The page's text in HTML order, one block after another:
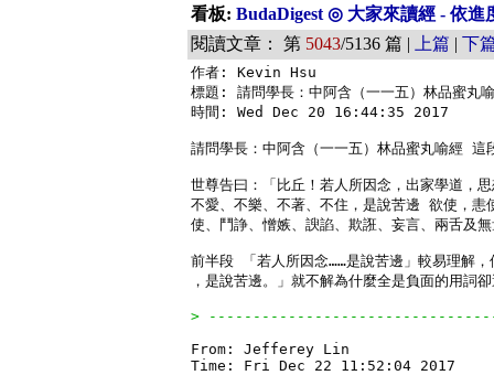
看板: BudaDigest ◎ 大家來讀經 - 依進
閱讀文章： 第 5043/5136 篇 | 上篇 | 下
作者: Kevin Hsu
標題: 請問學長：中阿含（一一五）林品蜜丸
時間: Wed Dec 20 16:44:35 2017
請問學長：中阿含（一一五）林品蜜丸喻經 這
世尊告曰：「比丘！若人所因念，出家學道，
不愛、不樂、不著、不住，是說苦邊 欲使，恚
使、鬥諍、憎嫉、諛諂、欺誑、妄言、兩舌及
前半段 「若人所因念……是說苦邊」較易理解
，是說苦邊。」就不解為什麼全是負面的用詞
>
From: Jefferey Lin
Time: Fri Dec 22 11:52:04 2017